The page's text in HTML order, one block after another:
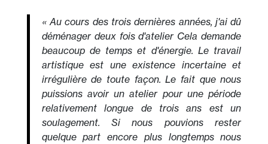
« Au cours des trois dernières années, j'ai dû
déménager deux fois d'atelier Cela demande
beaucoup de temps et d'énergie. Le travail
artistique est une existence incertaine et
irrégulière de toute façon. Le fait que nous
puissions avoir un atelier pour une période
relativement longue de trois ans est un
soulagement. Si nous pouvions rester
quelque part encore plus longtemps nous